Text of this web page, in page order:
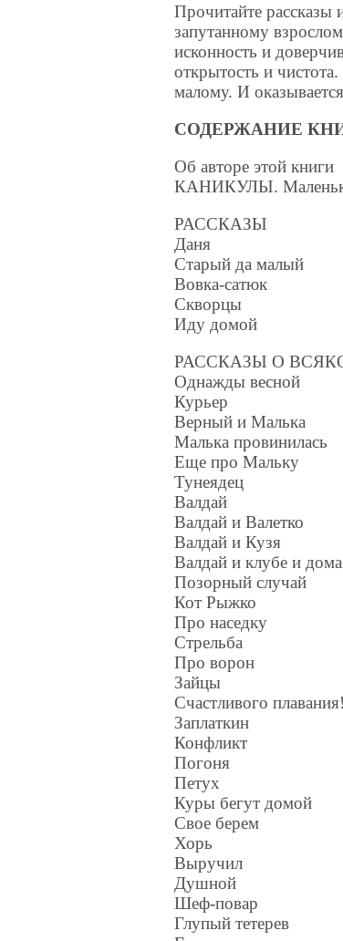
Прочитайте рассказы
запутанному
исконность и
открытость и
малому. И
СОДЕРЖАНИЕ
Об авторе этой книги
КАНИКУЛЫ.
РАССКАЗЫ
Даня
Старый да малый
Вовка-сатюк
Скворцы
Иду домой
РАССКАЗЫ О
Однажды весной
Курьер
Верный и Малька
Малька провинилась
Еще про Мальку
Тунеядец
Валдай
Валдай и Валетко
Валдай и Кузя
Валдай и клубе и дома
Позорный случай
Кот Рыжко
Про наседку
Стрельба
Про ворон
Зайцы
Счастливого плавания!
Заплаткин
Конфликт
Погоня
Петух
Куры бегут домой
Свое берем
Хорь
Выручил
Душной
Шеф-повар
Глупый тетерев